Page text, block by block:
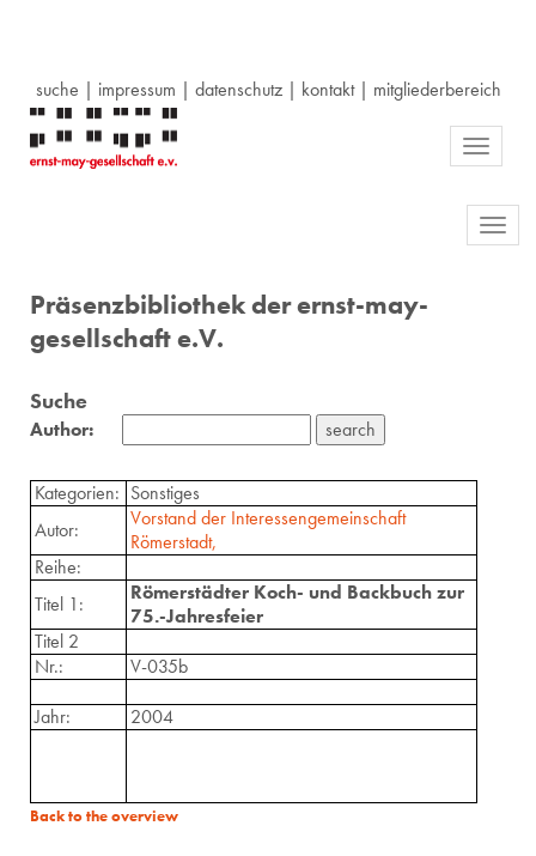
suche | impressum | datenschutz| kontakt| mitgliederbereich
Toggle
Präsenzbibliothek der ernst-may-
gesellschaft e.V.
Suche
Author:
Kategorien: Sonstiges
Autor:
Vorstand der Interessengemeinschaft
Römerstadt,
Reihe:
Titel 1:
Römerstädter Koch- und Backbuch zur
75.-Jahresfeier
Titel 2
Nr.:
V-035b
Jahr:
2004
Back to the overview